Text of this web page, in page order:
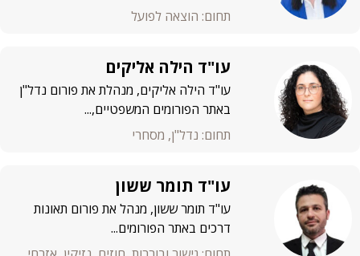
תחום: הוצאה לפועל
עו"ד הילה אליקים
עו"ד הילה אליקים, מנהלת את פורום נדל"ן
באתר הפורומים המשפטיים,...
תחום: נדל"ן, מסחרי
עו"ד תומר ששון
עו"ד תומר ששון, מנהל את פורום תאונות
דרכים באתר הפורומים...